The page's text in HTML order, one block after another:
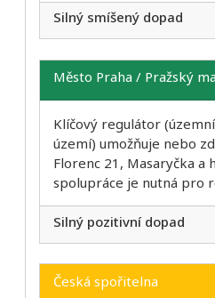
Silný smíšený dopad
Město Praha / Pražský
Klíčový regulátor
území) umožňuje nebo
Florenc 21, Masaryčka a
spolupráce je nutná pro
Silný pozitivní dopad
Česká spořitelna